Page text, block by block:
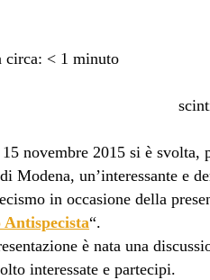
circa: < 1 minuto
novembre 2015 si è
Modena, un’interessante e
in occasione della
“.
è nata una
interessate e partecipi.